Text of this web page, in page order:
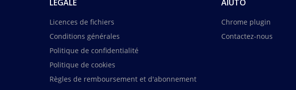
LEGALE
Licences de fichiers
Conditions générales
Politique de confidentialité
Politique de cookies
Règles de remboursement et d'abonnement
AIUTO
Chrome plugin
Contactez-nous